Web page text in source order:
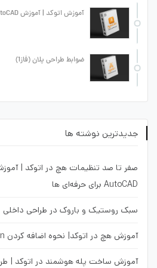
آموزش اتوکد | آموزش AutoCAD
ضوابط طراحی پلان (فاز1)
جدیدترین نوشته ها
AutoCAD برای حرفه‌ای ها
سبک روستیک و باروک در طراحی داخلی
آموزش هچ در اتوکد| نحوه اضافه کردن Pattern
آموزش ساخت پله هوشمند در اتوکد |